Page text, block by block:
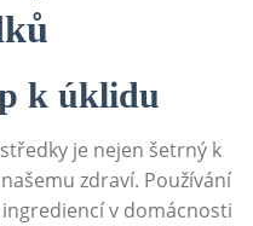
k úklidu
je nejen šetrný k
zdraví. Používání
v domácnosti